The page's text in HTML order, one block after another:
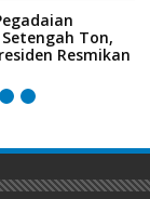
Ton,
Resmikan